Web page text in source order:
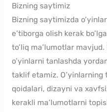
Bizning saytimiz
Bizning saytimizda
e’tiborga olish kerak
to’liq ma’lumotlar
o’yinlarni tanlashda
taklif etamiz.
qoidalari, dizayni va
kerakli ma’lumotlarni